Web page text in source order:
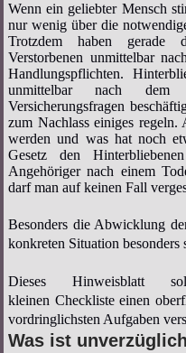
Wenn ein geliebter Mensch
nur wenig über die
Trotzdem haben gerade
Verstorbenen unmittelbar
Handlungspflichten.
unmittelbar nach
Versicherungsfragen
zum Nachlass einiges
werden und was hat noch
Gesetz den
Angehöriger nach einem
darf man auf keinen Fall
Besonders die Abwicklung
konkreten Situation besonders
Dieses
kleinen Checklisteeinen
vordringlichsten Aufgaben
Was ist